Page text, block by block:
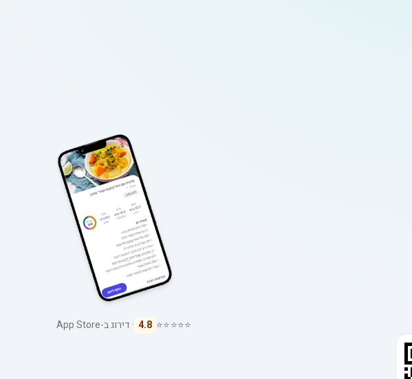
⭐⭐⭐⭐⭐
4.8 · דירוג ב-App Store